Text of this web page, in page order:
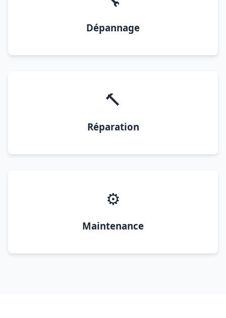
Dépannage
🔨
Réparation
⚙️
Maintenance